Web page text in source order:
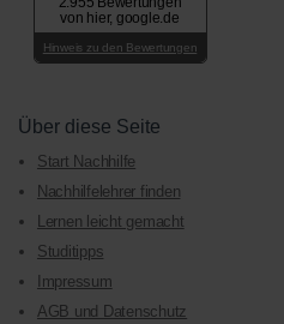
von hier, google.de
Hinweis zu den Bewertungen
Über diese Seite
Start Nachhilfe
Nachhilfelehrer finden
Lernen leicht gemacht
Studitipps
Impressum
AGB und Datenschutz